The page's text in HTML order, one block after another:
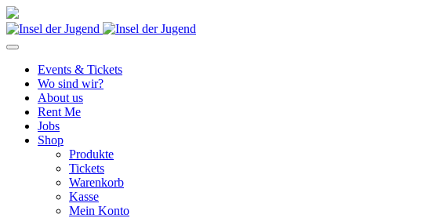
Events & Tickets
Wo sind wir?
About us
Rent Me
Jobs
Shop
Produkte
Tickets
Warenkorb
Kasse
Mein Konto